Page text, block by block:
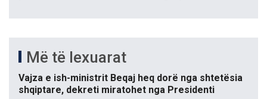
Më të lexuarat
Vajza e ish-ministrit Beqaj heq dorë nga shtetësia
shqiptare, dekreti miratohet nga Presidenti